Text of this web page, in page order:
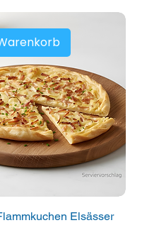
Elsässer